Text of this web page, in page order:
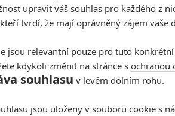
upravit váš souhlas pro každého z
tvrdí, že mají oprávněný zájem vaše
jsou relevantní pouze pro tuto
kdykoli změnit na stránce s ochranou
souhlasu v levém dolním rohu.
jsou uloženy v souboru cookie s